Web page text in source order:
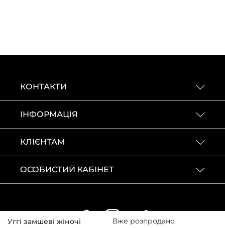
Уггі замшеві жіночі Вже розпродано
КОНТАКТИ
ІНФОРМАЦІЯ
КЛІЄНТАМ
ОСОБИСТИЙ КАБІНЕТ